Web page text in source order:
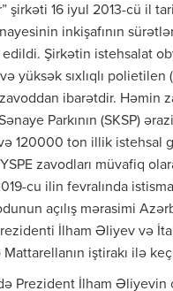
şirkəti 16 iyul 2013-cü il
inkişafının
Şirkətin istehsalat
yüksək sıxlıqlı polietilen
ibarətdir. Həmin
Parkının (SKSP)
120000 ton illik istehsal
zavodları müvafiq
cu ilin fevralında
açılış mərasimi
İlham Əliyev və
iştirakı ilə
Prezident İlham Əliyevin